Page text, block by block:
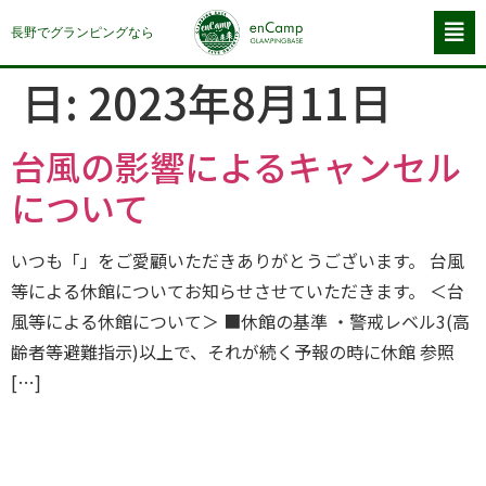
長野でグランピングなら
日: 2023年8月11日
台風の影響によるキャンセル
について
いつも「」をご愛顧いただきありがとうございます。 台風
等による休館についてお知らせさせていただきます。 ＜台
風等による休館について＞ ■休館の基準 ・警戒レベル3(高
齢者等避難指示)以上で、それが続く予報の時に休館 参照
[…]